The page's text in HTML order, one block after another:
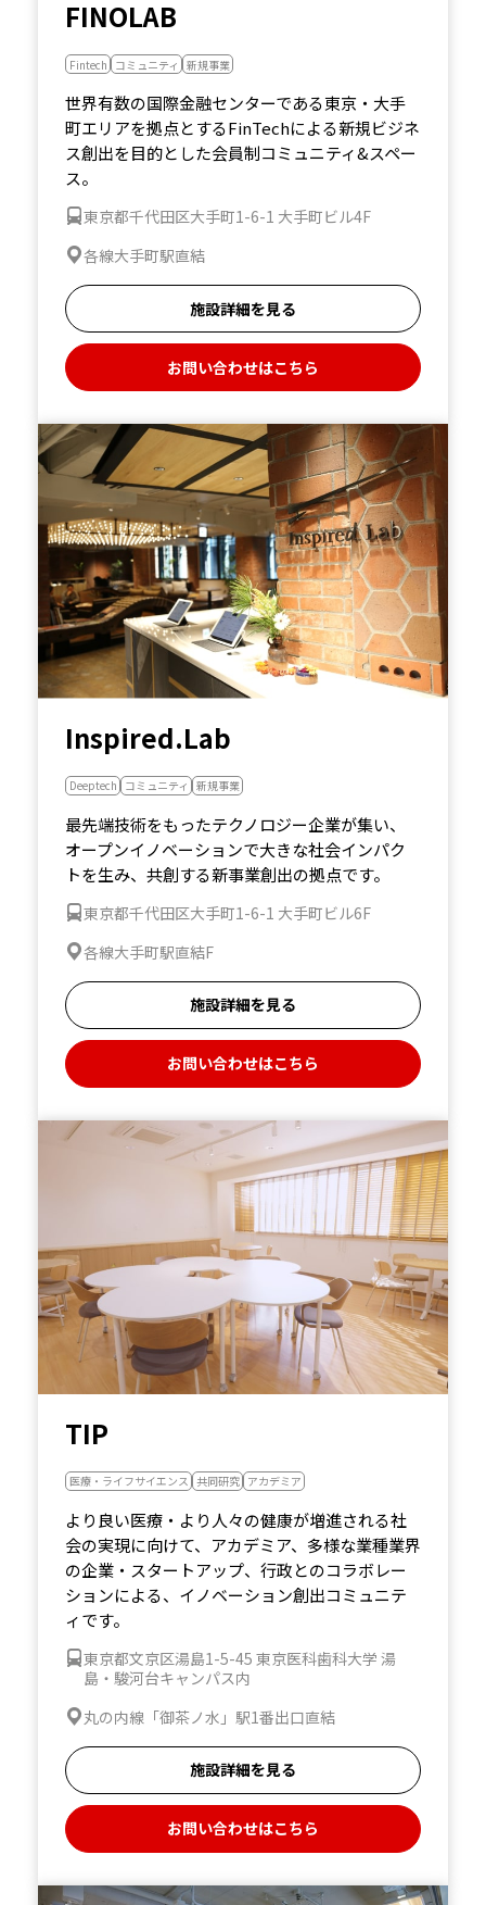
FINOLAB
Fintech コミュニティ 新規事業
世界有数の国際金融センターである東京・大手
町エリアを拠点とするFinTechによる新規ビジネ
ス創出を目的とした会員制コミュニティ&スペー
ス。
東京都千代田区大手町1-6-1 大手町ビル4F
各線大手町駅直結
施設詳細を見る
お問い合わせはこちら
Inspired.Lab
Deeptech コミュニティ 新規事業
最先端技術をもったテクノロジー企業が集い、
オープンイノベーションで大きな社会インパク
トを生み、共創する新事業創出の拠点です。
東京都千代田区大手町1-6-1 大手町ビル6F
各線大手町駅直結F
施設詳細を見る
お問い合わせはこちら
TIP
医療・ライフサイエンス 共同研究 アカデミア
より良い医療・より人々の健康が増進される社
会の実現に向けて、アカデミア、多様な業種業界
の企業・スタートアップ、行政とのコラボレー
ションによる、イノベーション創出コミュニテ
ィです。
東京都文京区湯島1-5-45 東京医科歯科大学 湯
島・駿河台キャンパス内
丸の内線「御茶ノ水」駅1番出口直結
施設詳細を見る
お問い合わせはこちら